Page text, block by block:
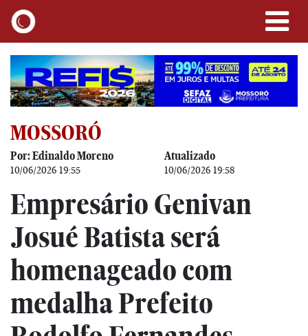
MOSSORÓ
Por: Edinaldo Moreno
10/06/2026 19:55
Atualizado
10/06/2026 19:58
Empresário Genivan
Josué Batista será
homenageado com
medalha Prefeito